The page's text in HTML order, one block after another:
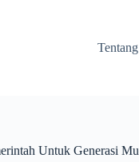
Untuk Generasi